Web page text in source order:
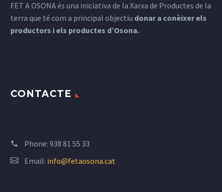
FET A OSONA és una iniciativa de la Xarxa de Productes de la
terra que té com a principal objectiu donar a conèixer els
productors i els productes d’Osona.
CONTACTE
Phone: 938 81 55 33
Email: info@fetaosona.cat